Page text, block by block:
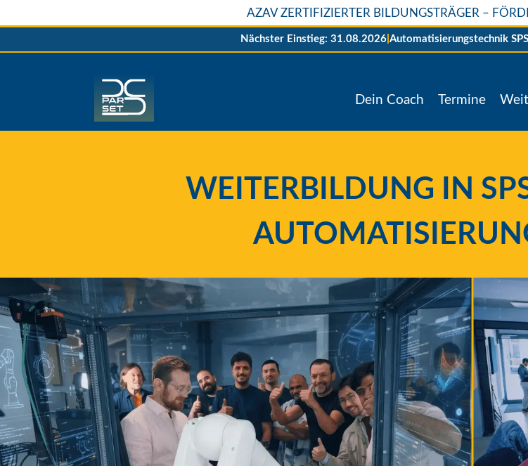
AZAV ZERTIFIZIERTER BILDUNGSTRÄGER –
Nächster Einstieg: 31.08.2026| Automatisierungstechnik
Dein Coach Termine
WEITERBILDUNG IN